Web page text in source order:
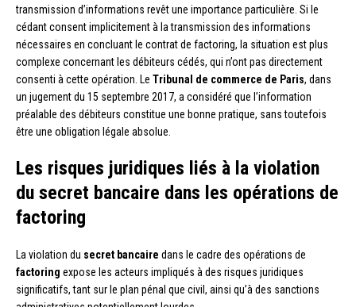
transmission d’informations revêt une importance particulière. Si le
cédant consent implicitement à la transmission des informations
nécessaires en concluant le contrat de factoring, la situation est plus
complexe concernant les débiteurs cédés, qui n’ont pas directement
consenti à cette opération. Le Tribunal de commerce de Paris, dans
un jugement du 15 septembre 2017, a considéré que l’information
préalable des débiteurs constitue une bonne pratique, sans toutefois
être une obligation légale absolue.
Les risques juridiques liés à la violation
du secret bancaire dans les opérations de
factoring
La violation du secret bancaire dans le cadre des opérations de
factoring expose les acteurs impliqués à des risques juridiques
significatifs, tant sur le plan pénal que civil, ainsi qu’à des sanctions